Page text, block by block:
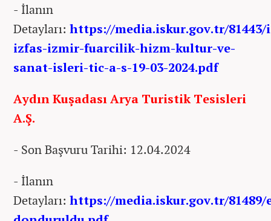
- İlanın
Detayları: https://media.iskur.gov.tr/
izfas-izmir-fuarcilik-hizm-kultur-ve-
sanat-isleri-tic-a-s-19-03-2024.pdf
Aydın Kuşadası Arya Turistik Tesisleri
A.Ş.
- Son Başvuru Tarihi: 12.04.2024
- İlanın
Detayları: https://media.iskur.gov.tr/81489/